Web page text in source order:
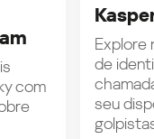
com
Explore
de
seu